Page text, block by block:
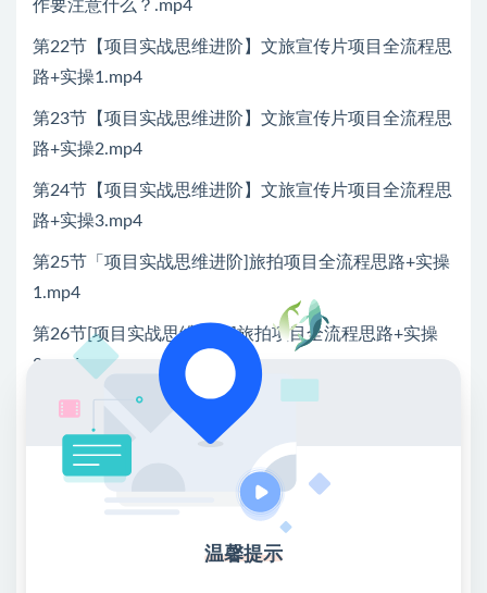
作要注意什么？.mp4
第22节【项目实战思维进阶】文旅宣传片项目全流程思
路+实操1.mp4
第23节【项目实战思维进阶】文旅宣传片项目全流程思
路+实操2.mp4
第24节【项目实战思维进阶】文旅宣传片项目全流程思
路+实操3.mp4
第25节「项目实战思维进阶]旅拍项目全流程思路+实操
1.mp4
第26节[项目实战思维进阶]旅拍项目全流程思路+实操
2.mp4
第27节[项目实战思维进阶」旅拍项目全流程思路+实操
3.mp4
第28节「项目实战思维进阶]旅拍项目全流程思路+实操
第29节[项目实战思维进阶]剧情片商业项目全流程思路
温馨提示